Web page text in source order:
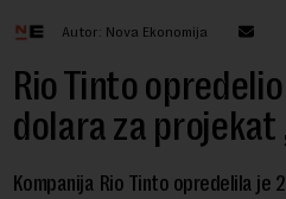
Autor: Nova Ekonomija
Rio Tinto
dolara za projekat
Kompanija Rio Tinto opredelila je